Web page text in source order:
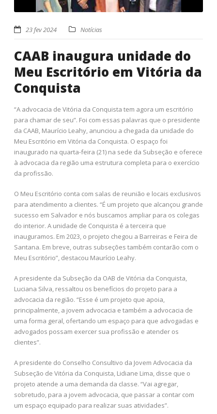
23 fev 2024 Notícias
CAAB inaugura unidade do
Meu Escritório em Vitória da
Conquista
“A advocacia de Vitória da Conquista tem agora um escritório
para chamar de seu”. Foi com essas palavras que o presidente
da CAAB, Maurício Leahy, anunciou a chegada da unidade do
Meu Escritório em Vitória da Conquista. O espaço foi
inaugurado na quarta-feira (21) na sede da Subseção e oferece
à advocacia da região uma estrutura completa para o exercício
da profissão.
O Meu Escritório conta com salas de reunião e locais exclusivos
para atendimento a clientes. “É um projeto que alcançou grande
sucesso em Salvador e nós buscamos ampliar para os colegas
do interior. A unidade de Conquista é a terceira que
inauguramos. Em 2023, o projeto chegou a Barreiras e Feira de
Santana. Em breve, outras subseções também contarão com o
Meu Escritório”, destacou Maurício Leahy.
A presidente da Subseção da OAB de Vitória da Conquista,
Luciana Silva, ressaltou os benefícios do projeto para a
advocacia da região. “Esse é um projeto que apoia,
principalmente, a jovem advocacia e também a advocacia de
uma forma geral, ofertando um espaço para que advogadas e
advogados possam exercer sua profissão e atender os
clientes”.
A presidente do Conselho Consultivo da Jovem Advocacia da
Subseção de Vitória da Conquista, Lidiane Lima, disse que o
projeto atende a uma demanda da classe. “Vai agregar,
sobretudo, para a jovem advocacia, que passar a contar com
um espaço equipado para realizar suas atividades”.